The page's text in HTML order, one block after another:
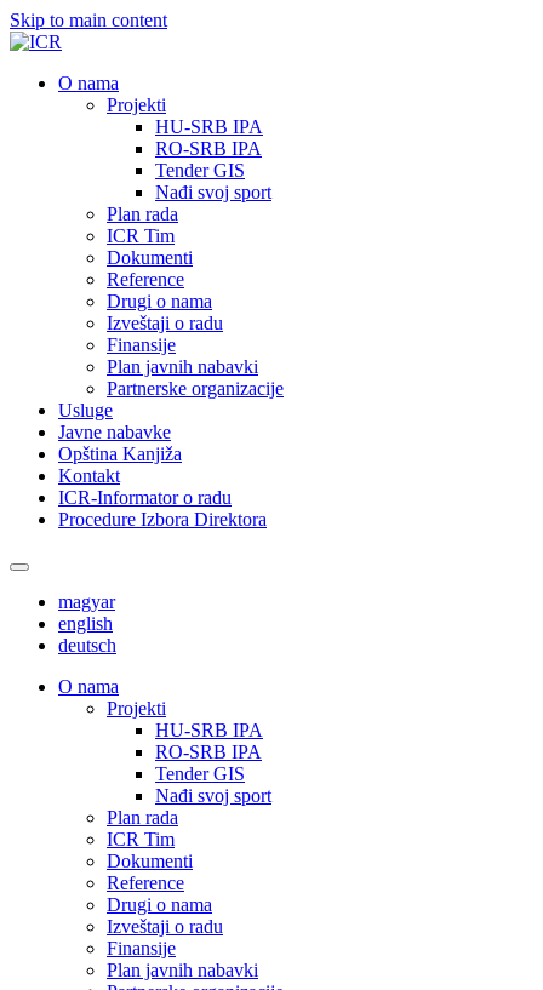
Skip to main content
О nama
Projekti
HU-SRB IPA
RO-SRB IPA
Tender GIS
Nađi svoj sport
Plan rada
ICR Tim
Dokumenti
Reference
Drugi o nama
Izveštaji o radu
Finansije
Plan javnih nabavki
Partnerske organizacije
Usluge
Javne nabavke
Opština Kanjiža
Kontakt
ICR-Informator o radu
Procedure Izbora Direktora
magyar
english
deutsch
О nama
Projekti
HU-SRB IPA
RO-SRB IPA
Tender GIS
Nađi svoj sport
Plan rada
ICR Tim
Dokumenti
Reference
Drugi o nama
Izveštaji o radu
Finansije
Plan javnih nabavki